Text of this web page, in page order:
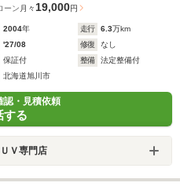
ーン 月々 19,000円
2004年 走行 6.3万km
'27/08 修復
なし
保証付 整備
法定整備付
北海道旭川市
認・見積依頼
する
Ｖ専門店